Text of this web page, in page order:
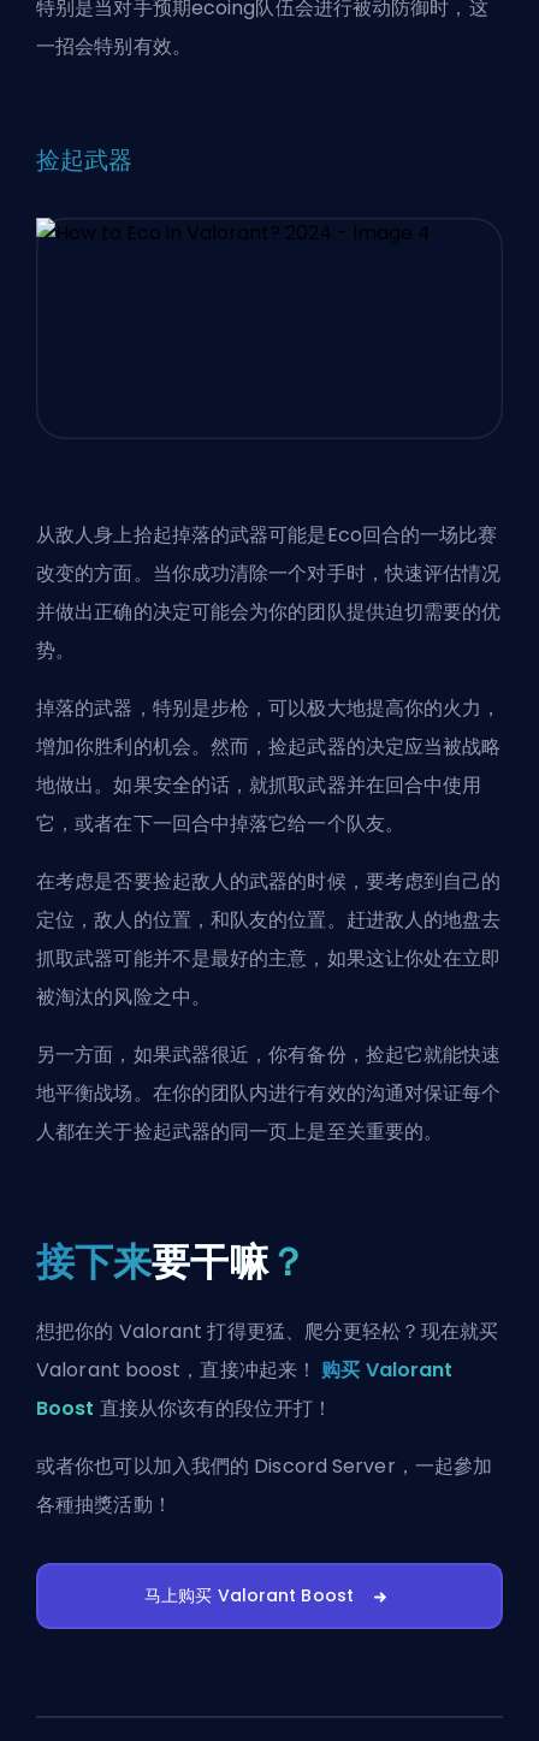
特别是当对手预期ecoing队伍会进行被动防御时，这
一招会特别有效。
捡起武器
从敌人身上拾起掉落的武器可能是Eco回合的一场比赛
改变的方面。当你成功清除一个对手时，快速评估情况
并做出正确的决定可能会为你的团队提供迫切需要的优
势。
掉落的武器，特别是步枪，可以极大地提高你的火力，
增加你胜利的机会。然而，捡起武器的决定应当被战略
地做出。如果安全的话，就抓取武器并在回合中使用
它，或者在下一回合中掉落它给一个队友。
在考虑是否要捡起敌人的武器的时候，要考虑到自己的
定位，敌人的位置，和队友的位置。赶进敌人的地盘去
抓取武器可能并不是最好的主意，如果这让你处在立即
被淘汰的风险之中。
另一方面，如果武器很近，你有备份，捡起它就能快速
地平衡战场。在你的团队内进行有效的沟通对保证每个
人都在关于捡起武器的同一页上是至关重要的。
接下来要干嘛？
想把你的 Valorant 打得更猛、爬分更轻松？现在就买
Valorant boost，直接冲起来！购买 Valorant
Boost 直接从你该有的段位开打！
或者你也可以加入我們的 Discord Server ，一起參加
各種抽獎活動！
马上购买 Valorant Boost